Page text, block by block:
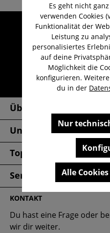
Kauf auf
Kostenloser
Lieferzeit
30 Tage
Über Uns
Unsere Marken
Top Kategorien
Service & FAQ
KONTAKT
Du hast eine Frage oder
wir dir weiter.
Es geht nicht
verwenden Cookies
Funktionalität der
Leistung zu
personalisiertes
auf deine
Möglichkeit die
konfigurieren.
du in der
Nur
Alle